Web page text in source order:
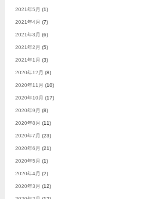
2021年5月 (1)
2021年4月 (7)
2021年3月 (6)
2021年2月 (5)
2021年1月 (3)
2020年12月 (8)
2020年11月 (10)
2020年10月 (17)
2020年9月 (8)
2020年8月 (11)
2020年7月 (23)
2020年6月 (21)
2020年5月 (1)
2020年4月 (2)
2020年3月 (12)